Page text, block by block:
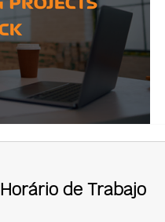
Horário de Trabajo